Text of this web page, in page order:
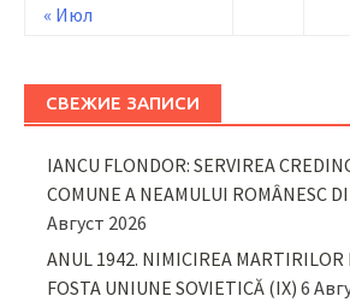
« Июл
СВЕЖИЕ ЗАПИСИ
IANCU FLONDOR: SERVIREA
COMUNE A NEAMULUI ROMÂNESC
Август 2026
ANUL 1942. NIMICIREA MARTIRILOR
FOSTA UNIUNE SOVIETICĂ (IX) 6